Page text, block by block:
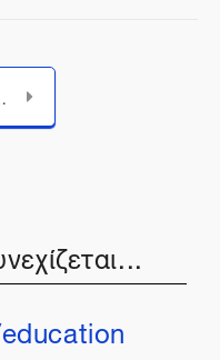
με το ezgif